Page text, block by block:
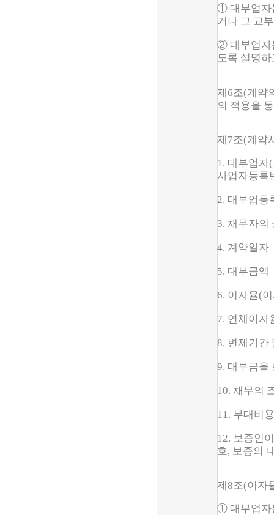
① 대부업자
거나 그 교
② 대부업자
도록 설명
제6조(계약
의 적용을
제7조(계 약
1. 대부업자
사업자등록
2. 대부업등
3. 채무자의
4. 계약일자
5. 대부금액
6. 이자율(
7. 연체이자
8. 변제기간
9. 대부금을
10. 채무의
11. 부대비
12. 보증인
호, 보증의
제8조(이자
① 대부업자